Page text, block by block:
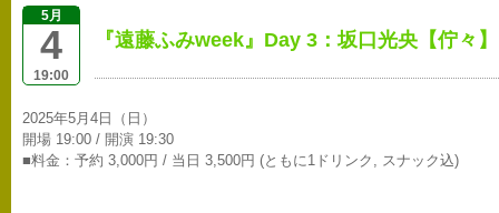
5月
4
19:00
『遠藤ふみweek』Day 3：坂口光央【佇々】
2025年5月4日（日）
開場 19:00 / 開演 19:30
■料金：予約 3,000円 / 当日 3,500円 (ともに1ドリンク, スナック込)